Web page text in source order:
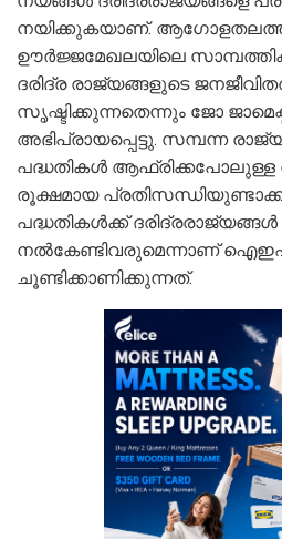
നയിക്കുകയാണ്.
ഊര്‍ജ്ജമേഖലയിലെ
ദരിദ്ര രാജ്യങ്ങളുടെ
സൃഷ്ടിക്കുന്നതെന്നും ജോ
അഭിപ്രായപ്പെട്ടു. സമ്പന്ന
പദ്ധതികള്‍ ആഫ്രിക്കപോലുള്ള
രൂക്ഷമായ
പദ്ധതികള്‍ക്ക്
നല്‍കേണ്ടിവരുമെന്നാണ്
ചൂണ്ടിക്കാണിക്കുന്നത്.